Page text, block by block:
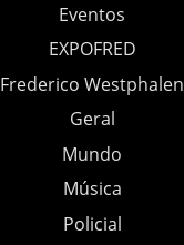
Eventos
EXPOFRED
Frederico Westphalen
Geral
Mundo
Música
Policial